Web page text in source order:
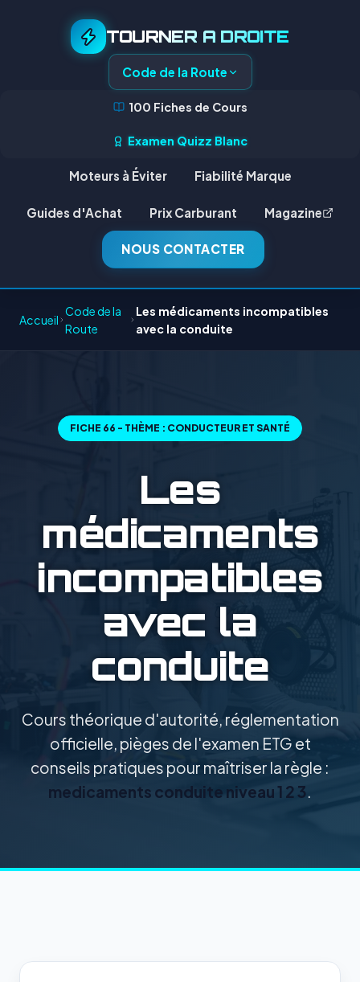
TOURNER A DROITE
Code de la Route
100 Fiches de Cours
Examen Quizz Blanc
Moteurs à Éviter Fiabilité Marque
Guides d'Achat Prix Carburant Magazine
NOUS CONTACTER
Accueil
Code de la
Route
Les médicaments incompatibles
avec la conduite
FICHE 66 - THÈME : CONDUCTEUR ET SANTÉ
Les
médicaments
incompatibles
avec la
conduite
Cours théorique d'autorité, réglementation
officielle, pièges de l'examen ETG et
conseils pratiques pour maîtriser la règle :
medicaments conduite niveau 1 2 3.